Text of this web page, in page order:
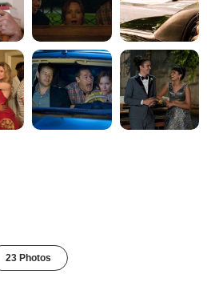
23 Photos